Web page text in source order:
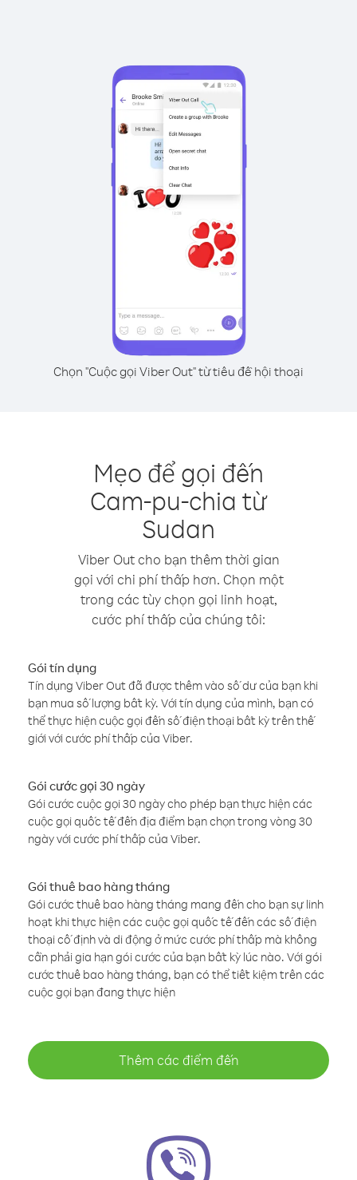
Chọn "Cuộc gọi Viber Out" từ tiêu đề hội thoại
Mẹo để gọi đến
Cam-pu-chia từ
Sudan
Viber Out cho bạn thêm thời gian
gọi với chi phí thấp hơn. Chọn một
trong các tùy chọn gọi linh hoạt,
cước phí thấp của chúng tôi:
Gói tín dụng
Tín dụng Viber Out đã được thêm vào số dư của bạn khi
bạn mua số lượng bất kỳ. Với tín dụng của mình, bạn có
thể thực hiện cuộc gọi đến số điện thoại bất kỳ trên thế
giới với cước phí thấp của Viber.
Gói cước gọi 30 ngày
Gói cước cuộc gọi 30 ngày cho phép bạn thực hiện các
cuộc gọi quốc tế đến địa điểm bạn chọn trong vòng 30
ngày với cước phí thấp của Viber.
Gói thuê bao hàng tháng
Gói cước thuê bao hàng tháng mang đến cho bạn sự linh
hoạt khi thực hiện các cuộc gọi quốc tế đến các số điện
thoại cố định và di động ở mức cước phí thấp mà không
cần phải gia hạn gói cước của bạn bất kỳ lúc nào. Với gói
cước thuê bao hàng tháng, bạn có thể tiết kiệm trên các
cuộc gọi bạn đang thực hiện
Thêm các điểm đến